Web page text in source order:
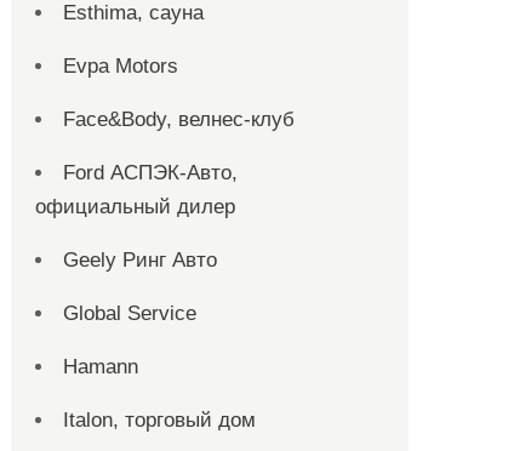
Esthima, сауна
Evpa Motors
Face&Body, велнес-клуб
Ford АСПЭК-Авто,
официальный дилер
Geely Ринг Авто
Global Service
Hamann
Italon, торговый дом